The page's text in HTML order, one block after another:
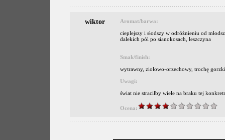
wiktor
Aromat/barwa:
cieplejszy i słodszy w odróżnieniu od
dalekich pól po sianokosach, leszczyna
Smak/finish:
wytrawny, ziołowo-orzechowy, trochę
Uwagi:
świat nie straciłby wiele na braku tej
Ocena: